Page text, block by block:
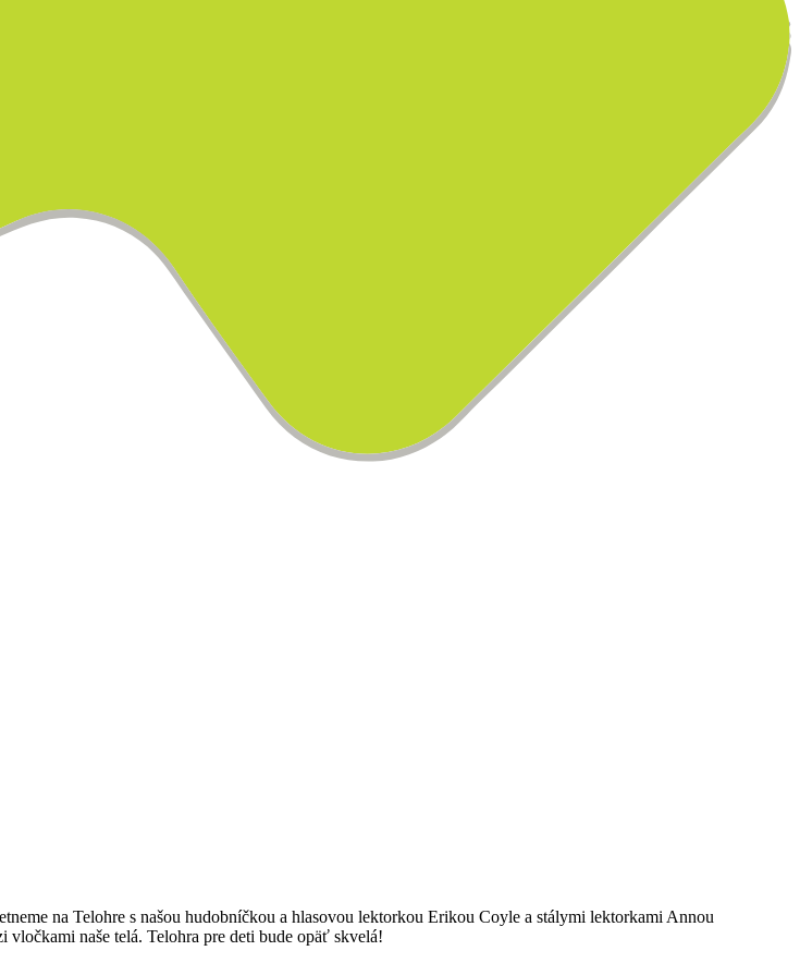
na Telohre s našou hudobníčkou a hlasovou lektorkou Erikou Coyle a stálymi lektorkami Annou
naše telá. Telohra pre deti bude opäť skvelá!